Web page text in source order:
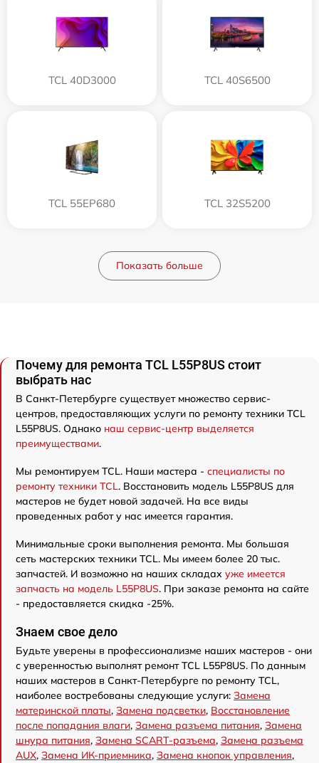
TCL 40D3000 TCL 40S6500
TCL 55EP680 TCL 32S5200
Показать больше
Почему для ремонта TCL L55P8US стоит
выбрать нас
В Санкт-Петербурге существует множество сервис-
центров, предоставляющих услуги по ремонту техники TCL
L55P8US. Однако наш сервис-центр выделяется
преимуществами.
Мы ремонтируем TCL. Наши мастера - специалисты по
ремонту техники TCL. Восстановить модель L55P8US для
мастеров не будет новой задачей. На все виды
проведенных работ у нас имеется гарантия.
Минимальные сроки выполнения ремонта. Мы большая
сеть мастерских техники TCL. Мы имеем более 20 тыс.
запчастей. И возможно на наших складах уже имеется
запчасть на модель L55P8US. При заказе ремонта на сайте
- предоставляется скидка -25%.
Знаем свое дело
Будьте уверены в профессионализме наших мастеров - они
с уверенностью выполнят ремонт TCL L55P8US. По данным
наших мастеров в Санкт-Петербурге по ремонту TCL,
наиболее востребованы следующие услуги: Замена
материнской платы, Замена подсветки, Восстановление
после попадания влаги, Замена разъема питания, Замена
шнура питания, Замена SCART-разъема, Замена разъема
AUX, Замена ИК-приемника, Замена кнопок управления,